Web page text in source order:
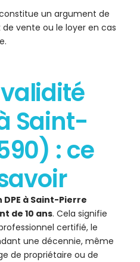
un argument de
vente ou le loyer en cas
Saint-
: ce
DPE à Saint-Pierre
de 10 ans. Cela signifie
certifié, le
une décennie, même
de propriétaire ou de